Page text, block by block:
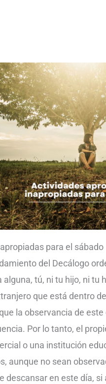
para el sábado
del Decálogo
alguna, tú, ni tu hijo, ni tu
que está dentro
la observancia de
Por lo tanto, el
o una institución
aunque no sean
descansar en este día, si